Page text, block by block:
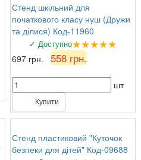
Стенд шкільний для
початкового класу нуш (Дружи
та ділися) Код-11960
✓ Доступно★★★★★
697 грн. 558 грн.
шт
Купити
Стенд пластиковий "Куточок
безпеки для дітей" Код-09688